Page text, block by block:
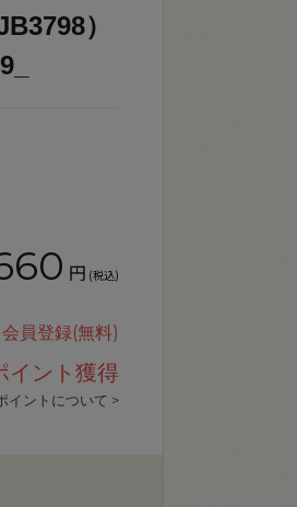
）
円 (税込)
会員登録(無料)
イント獲得
イントについて >